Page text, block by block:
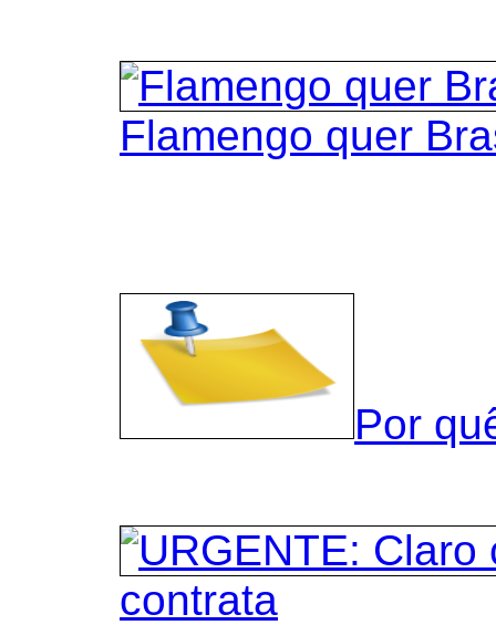
Flamengo quer
Por
contrata